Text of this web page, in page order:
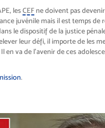
lesCEF ne doivent pas
juvénile mais il est temps de
le dispositif de la justice
leur défi, il importe de les
en va de l’avenir de ces
.